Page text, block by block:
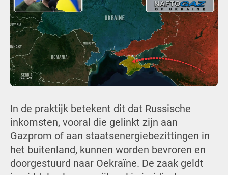
In de praktijk betekent dit dat Russische
inkomsten, vooral die gelinkt zijn aan
Gazprom of aan staatsenergiebezittingen in
het buitenland, kunnen worden bevroren en
doorgestuurd naar Oekraïne. De zaak geldt